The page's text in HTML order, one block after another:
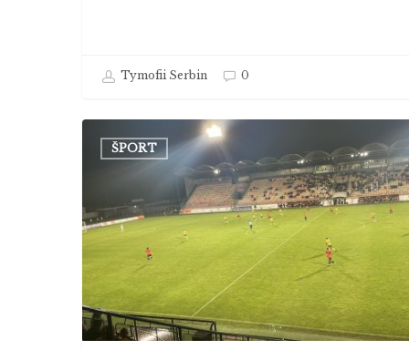
Tymofii Serbin 0
štadióna
pod
Čebraťom
odnášajú
bod
ŠPORT